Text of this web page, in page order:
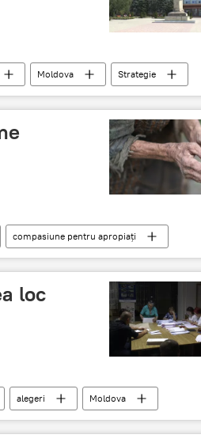
Moldova
Strategie
compasiune pentru apropiați
loc
alegeri Moldova